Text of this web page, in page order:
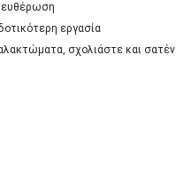
εργασία
σχολιάστε και σατέν